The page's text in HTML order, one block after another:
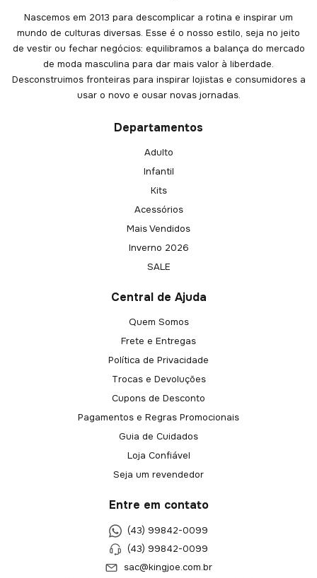
Nascemos em 2013 para descomplicar a rotina e inspirar um
mundo de culturas diversas. Esse é o nosso estilo, seja no jeito
de vestir ou fechar negócios: equilibramos a balança do mercado
de moda masculina para dar mais valor à liberdade.
Desconstruimos fronteiras para inspirar lojistas e consumidores a
usar o novo e ousar novas jornadas.
Departamentos
Adulto
Infantil
Kits
Acessórios
Mais Vendidos
Inverno 2026
SALE
Central de Ajuda
Quem Somos
Frete e Entregas
Política de Privacidade
Trocas e Devoluções
Cupons de Desconto
Pagamentos e Regras Promocionais
Guia de Cuidados
Loja Confiável
Seja um revendedor
Entre em contato
(43) 99842-0099
(43) 99842-0099
sac@kingjoe.com.br